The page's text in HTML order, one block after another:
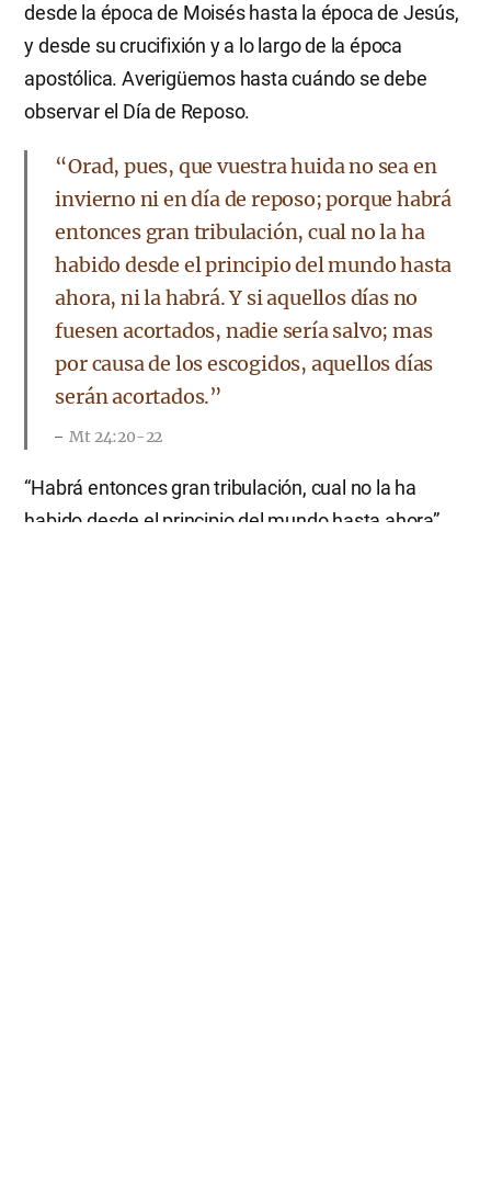
desde la época de Moisés hasta la época de Jesús,
y desde su crucifixión y a lo largo de la época
apostólica. Averigüemos hasta cuándo se debe
observar el Día de Reposo.
“Orad, pues, que vuestra huida no sea en
invierno ni en día de reposo; porque habrá
entonces gran tribulación, cual no la ha
habido desde el principio del mundo hasta
ahora, ni la habrá. Y si aquellos días no
fuesen acortados, nadie sería salvo; mas
por causa de los escogidos, aquellos días
serán acortados.”
Mt 24:20-22
“Habrá entonces gran tribulación, cual no la ha
habido desde el principio del mundo hasta ahora”,